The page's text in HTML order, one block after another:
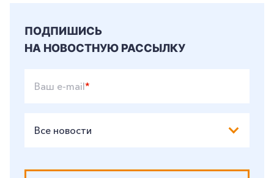
ПОДПИШИСЬ
НА НОВОСТНУЮ РАССЫЛКУ
Ваш e-mail*
Все новости